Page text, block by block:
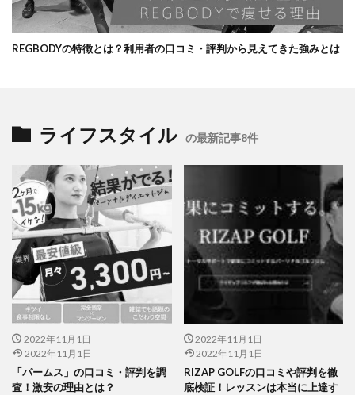
REGBODYの特徴とは？利用者の口コミ・評判から見えてきた強みとは
ライフスタイル の最新記事8件
2022年11月1日
2022年11月1日
「パームス」の口コミ・評判を調
査！激安の理由とは？
2022年11月1日
2022年11月1日
RIZAP GOLFの口コミや評判を徹
底検証！レッスンは本当に上達す